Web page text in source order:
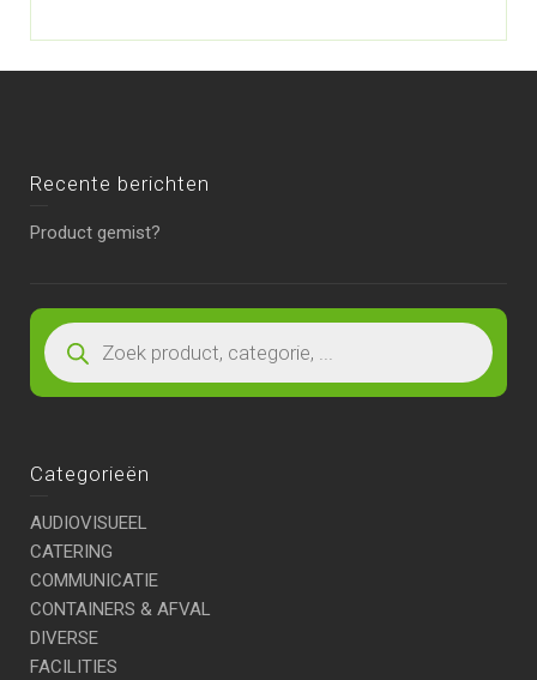
Recente berichten
Product gemist?
Categorieën
AUDIOVISUEEL
CATERING
COMMUNICATIE
CONTAINERS & AFVAL
DIVERSE
FACILITIES